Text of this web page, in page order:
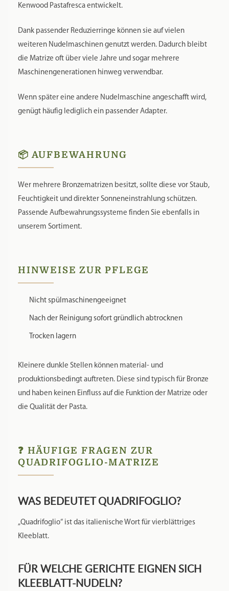
Kenwood Pastafresca entwickelt.
Dank passender Reduzierringe können sie auf vielen
weiteren Nudelmaschinen genutzt werden. Dadurch bleibt
die Matrize oft über viele Jahre und sogar mehrere
Maschinengenerationen hinweg verwendbar.
Wenn später eine andere Nudelmaschine angeschafft wird,
genügt häufig lediglich ein passender Adapter.
📦 AUFBEWAHRUNG
Wer mehrere Bronzematrizen besitzt, sollte diese vor Staub,
Feuchtigkeit und direkter Sonneneinstrahlung schützen.
Passende Aufbewahrungssysteme finden Sie ebenfalls in
unserem Sortiment.
HINWEISE ZUR PFLEGE
Nicht spülmaschinengeeignet
Nach der Reinigung sofort gründlich abtrocknen
Trocken lagern
Kleinere dunkle Stellen können material- und
produktionsbedingt auftreten. Diese sind typisch für Bronze
und haben keinen Einfluss auf die Funktion der Matrize oder
die Qualität der Pasta.
❓ HÄUFIGE FRAGEN ZUR
QUADRIFOGLIO-MATRIZE
WAS BEDEUTET QUADRIFOGLIO?
„Quadrifoglio“ ist das italienische Wort für vierblättriges
Kleeblatt.
FÜR WELCHE GERICHTE EIGNEN SICH
KLEEBLATT-NUDELN?